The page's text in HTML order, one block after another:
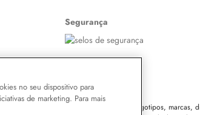
Segurança
do site, todas as fotos, imagens, logotipos, marcas,
no seu dispositivo para
de marketing. Para mais